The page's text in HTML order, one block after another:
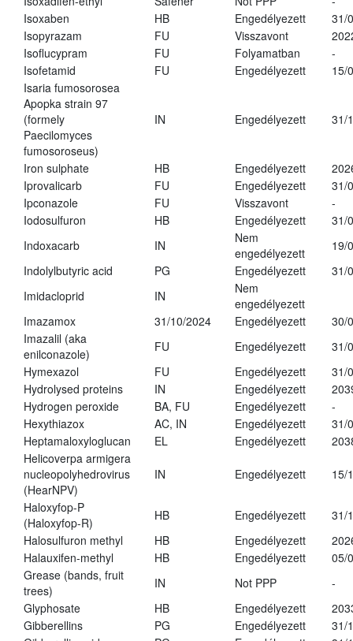
Isoxaben
HB Engedélyezett
31/
Isopyrazam
FU Visszavont
Isoflucypram
FU Folyamatban
-
Isofetamid
FU Engedélyezett
15/
Isaria fumosorosea
Apopka strain 97
(formely
Paecilomyces
fumosoroseus)
IN Engedélyezett 31/
Iron sulphate HB Engedélyezett
Iprovalicarb
FU Engedélyezett
31/
Ipconazole
FU Visszavont
-
Iodosulfuron
HB Engedélyezett
31/
Indoxacarb
IN
Nem
engedélyezett
19/
Indolylbutyric acid
PG Engedélyezett
31/
Imidacloprid
IN
Nem
engedélyezett
Imazamox
31/10/2024 Engedélyezett
30/
Imazalil (aka
enilconazole)
FU Engedélyezett
31/
Hymexazol
FU Engedélyezett
31/
Hydrolysed proteins
IN Engedélyezett
Hydrogen peroxide
BA, FU Engedélyezett
-
Hexythiazox
AC, IN Engedélyezett
31/
Heptamaloxyloglucan
EL Engedélyezett
Helicoverpa armigera
nucleopolyhedrovirus
(HearNPV)
IN Engedélyezett 15/
Haloxyfop-P
(Haloxyfop-R)
HB Engedélyezett
31/
Halosulfuron methyl
HB Engedélyezett
Halauxifen-methyl
HB Engedélyezett
05/
Grease (bands, fruit
trees)
IN Not PPP
-
Glyphosate
HB Engedélyezett
Gibberellins
PG Engedélyezett
31/